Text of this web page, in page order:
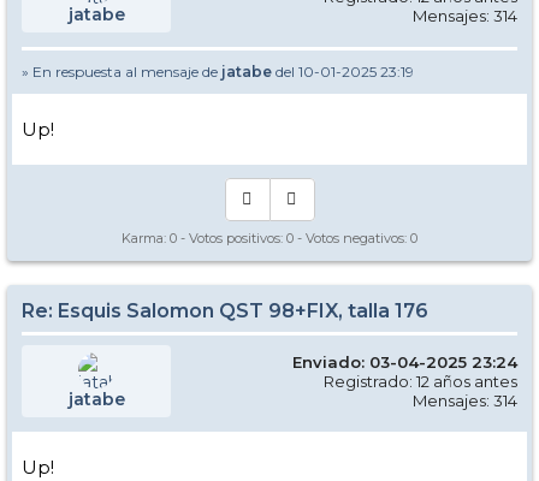
jatabe
Mensajes: 314
» En respuesta al mensaje de jatabe del 10-01-2025 23:19
Up!
Karma: 0 - Votos positivos: 0 - Votos negativos: 0
Re: Esquis Salomon QST 98+FIX, talla 176
jatabe
Enviado: 03-04-2025 23:24
Registrado: 12 años antes
Mensajes: 314
Up!